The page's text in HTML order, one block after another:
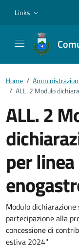
Links
Home /
/ ALL. 2 Modulo
ALL. 2
per linea
Dettagli
Modulo
partecipazione alla
concessione di
estiva 2024"